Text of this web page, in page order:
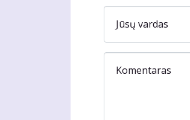
Jūsų vardas
Komentaras